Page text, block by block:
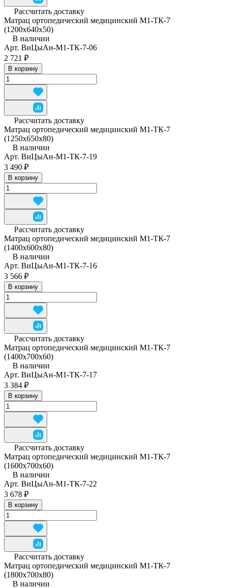
Рассчитать доставку
Матрац ортопедический медицинский М1-ТК-7
(1200x640x50)
В наличии
Арт. ВиЦыАн-М1-ТК-7-06
2 721 ₽
В корзину
Рассчитать доставку
Матрац ортопедический медицинский М1-ТК-7
(1250x650x80)
В наличии
Арт. ВиЦыАн-М1-ТК-7-19
3 490 ₽
В корзину
Рассчитать доставку
Матрац ортопедический медицинский М1-ТК-7
(1400x600x80)
В наличии
Арт. ВиЦыАн-М1-ТК-7-16
3 566 ₽
В корзину
Рассчитать доставку
Матрац ортопедический медицинский М1-ТК-7
(1400x700x60)
В наличии
Арт. ВиЦыАн-М1-ТК-7-17
3 384 ₽
В корзину
Рассчитать доставку
Матрац ортопедический медицинский М1-ТК-7
(1600x700x60)
В наличии
Арт. ВиЦыАн-М1-ТК-7-22
3 678 ₽
В корзину
Рассчитать доставку
Матрац ортопедический медицинский М1-ТК-7
(1800x700x80)
В наличии